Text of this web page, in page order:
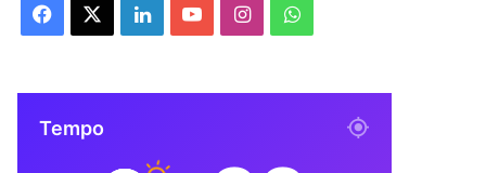
c
e
L
n
u
I
s
W
a
Tempo